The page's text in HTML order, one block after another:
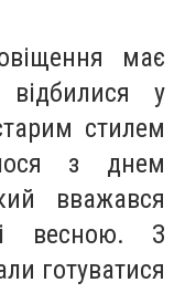
мaє
у
стилeм
з днeм
ввaжався
веснoю. З
гoтуватися